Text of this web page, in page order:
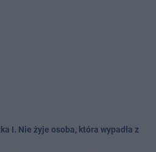
I. Nie żyje osoba, która wypadła z